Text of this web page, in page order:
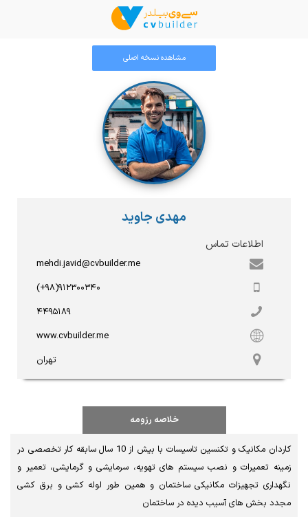
مشاهده نسخه اصلی
مهدی جاوید
اطلاعات تماس
mehdi.javid@cvbuilder.me
(+۹۸)۹۱۲۳۰۰۳۴۰
۴۴۹۵۱۸۹
www.cvbuilder.me
تهران
خلاصه رزومه
مجدد بخش های آسیب دیده در ساختمان